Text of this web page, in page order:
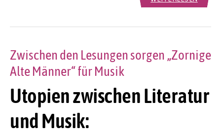
Utopien zwischen Literatur
und Musik:
Zwischen den Lesungen sorgen „Zornige
Alte Männer“ für Musik